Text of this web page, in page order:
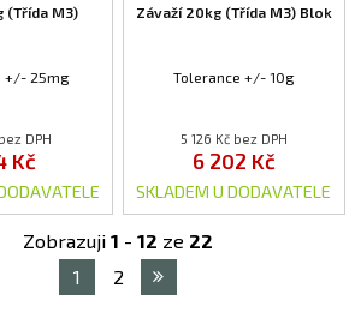
(Třída M3)
+/- 25mg
DPH
Kč
Závaží 20kg (Třída M3) Blok
Tolerance +/- 10g
5 126 Kč bez DPH
6 202 Kč
SKLADEM U DODAVATELE
Zobrazuji 1 - 12 ze 22
1
2